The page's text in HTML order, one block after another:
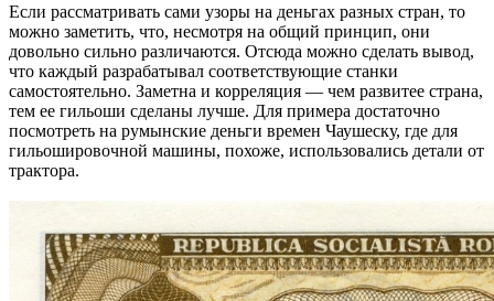
Если рассматривать сами узоры на деньгах разных стран, то
можно заметить, что, несмотря на общий принцип, они
довольно сильно различаются. Отсюда можно сделать вывод,
что каждый разрабатывал соответствующие станки
самостоятельно. Заметна и корреляция — чем развитее страна,
тем ее гильоши сделаны лучше. Для примера достаточно
посмотреть на румынские деньги времен Чаушеску, где для
гильошировочной машины, похоже, использовались детали от
трактора.